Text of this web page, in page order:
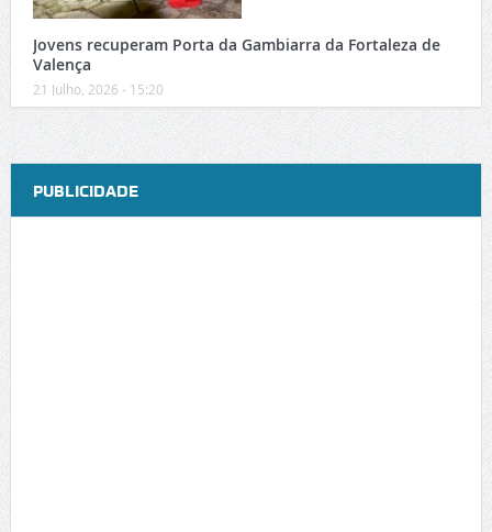
Jovens recuperam Porta da Gambiarra da Fortaleza de
Valença
21 Julho, 2026 - 15:20
PUBLICIDADE